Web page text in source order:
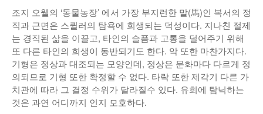
조지 오웰의 ‘동물농장’ 에서 가장 부지런한 말(馬)인 복서의 정
직과 근면은 스퀼러의 탐욕에 희생되는 덕성이다. 지나친 절제
는 경직된 삶을 이끌고, 타인의 슬픔과 고통을 덜어주기 위해
또 다른 타인의 희생이 동반되기도 한다. 악 또한 마찬가지다.
기형은 정상과 대조되는 모양인데, 정상은 문화마다 다르게 정
의되므로 기형 또한 확정할 수 없다. 타락 또한 제각기 다른 가
치관에 따라 그 결정 수위가 달라질수 있다. 유희에 탐닉하는
것은 과연 어디까지 인지 모호하다.